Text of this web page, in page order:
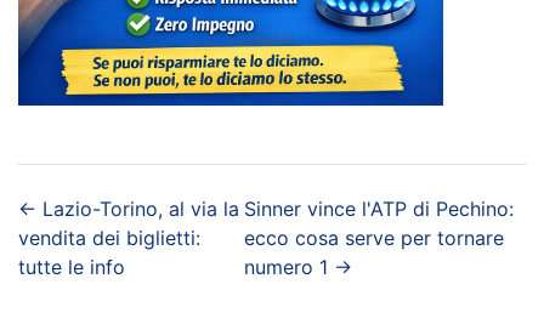
← Lazio-Torino, al via la
vendita dei biglietti:
tutte le info
Sinner vince l'ATP di Pechino:
ecco cosa serve per tornare
numero 1 →